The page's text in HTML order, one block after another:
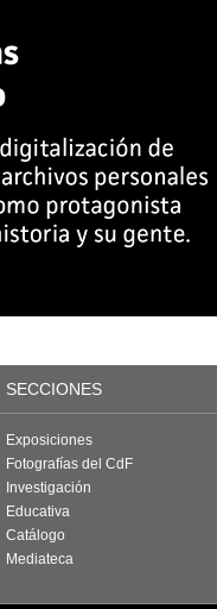
SECCIONES
Exposiciones
Fotografías del CdF
Investigación
Educativa
Catálogo
Mediateca